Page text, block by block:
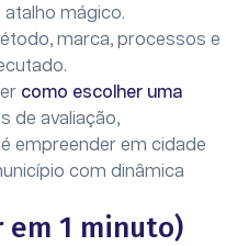
atalho mágico.
marca, processos e
como escolher uma
de avaliação,
empreender em cidade
com dinâmica
em 1 minuto)